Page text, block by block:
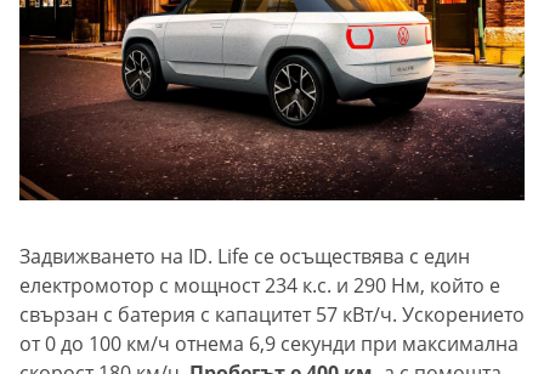
Задвижването на ID. Life се осъществява с един
електромотор с мощност 234 к.с. и 290 Нм, който е
свързан с батерия с капацитет 57 кВт/ч. Ускорението
от 0 до 100 км/ч отнема 6,9 секунди при максимална